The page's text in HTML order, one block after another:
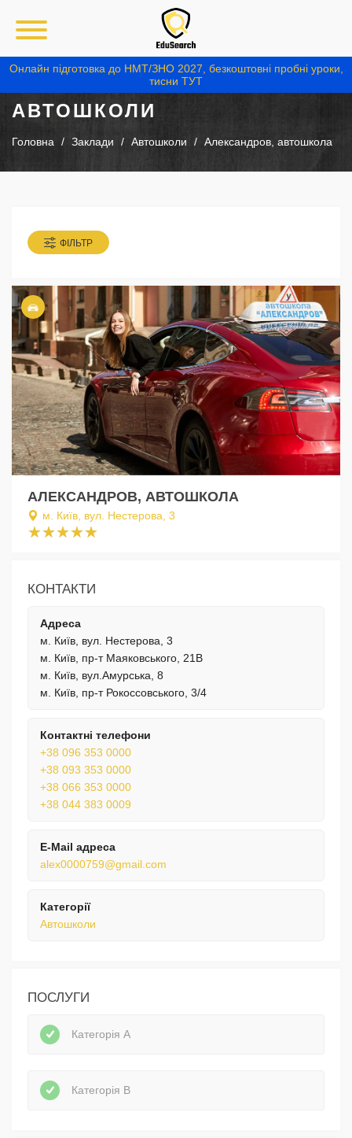
Онлайн підготовка до НМТ/ЗНО 2027, безкоштовні пробні уроки,
тисни ТУТ
АВТОШКОЛИ
Головна Заклади Автошколи Александров, автошкола
ФІЛЬТР
АЛЕКСАНДРОВ, АВТОШКОЛА
м. Київ, вул. Нестерова, 3
КОНТАКТИ
Адреса
м. Київ, вул. Нестерова, 3
м. Київ, пр-т Маяковського, 21В
м. Київ, вул.Амурська, 8
м. Київ, пр-т Рокоссовського, 3/4
Контактні телефони
+38 096 353 0000
+38 093 353 0000
+38 066 353 0000
+38 044 383 0009
E-Mail адреса
alex0000759@gmail.com
Категорії
Автошколи
ПОСЛУГИ
Категорія А
Категорія В